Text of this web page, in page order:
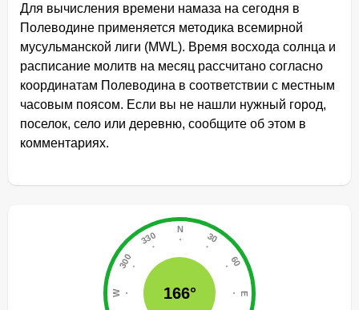
Для вычисления времени намаза на сегодня в
Полеводине применяется методика всемирной
мусульманской лиги (MWL). Время восхода солнца и
расписание молитв на месяц рассчитано согласно
координатам Полеводина в соответствии с местным
часовым поясом. Если вы не нашли нужный город,
поселок, село или деревню, сообщите об этом в
комментариях.
166°